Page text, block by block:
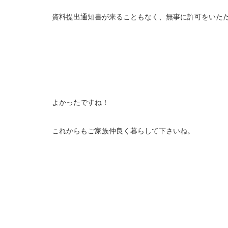
資料提出通知書が来ることもなく、無事に許可をいた
よかったですね！
これからもご家族仲良く暮らして下さいね。